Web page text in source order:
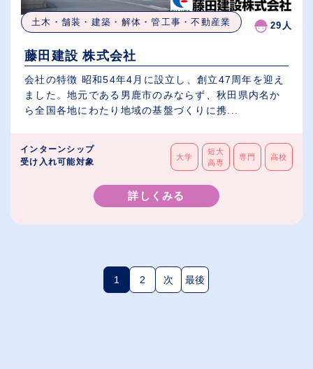
土木・舗装・建築・解体・管工事・不動産業 29人
藤田建設 株式会社
会社の特徴 昭和54年4月に設立し、創立47周年を迎え
ました。地元である男鹿市のみならず、秋田県内名か
ら全国各地にわたり地域の基盤づくりに携...
インターンシップ
受け入れ可能対象
大学
短大
高専
専門 高校
詳しくみる
1(現在のページ)
2 次 最後